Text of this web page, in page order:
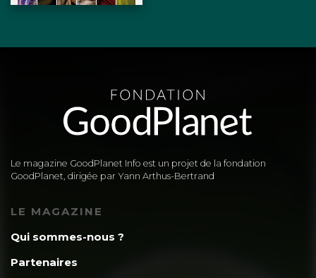
Le magazine GoodPlanet Info est un projet de la fondation
GoodPlanet, dirigée par Yann Arthus-Bertrand
LE MAGAZINE
Qui sommes-nous ?
Partenaires